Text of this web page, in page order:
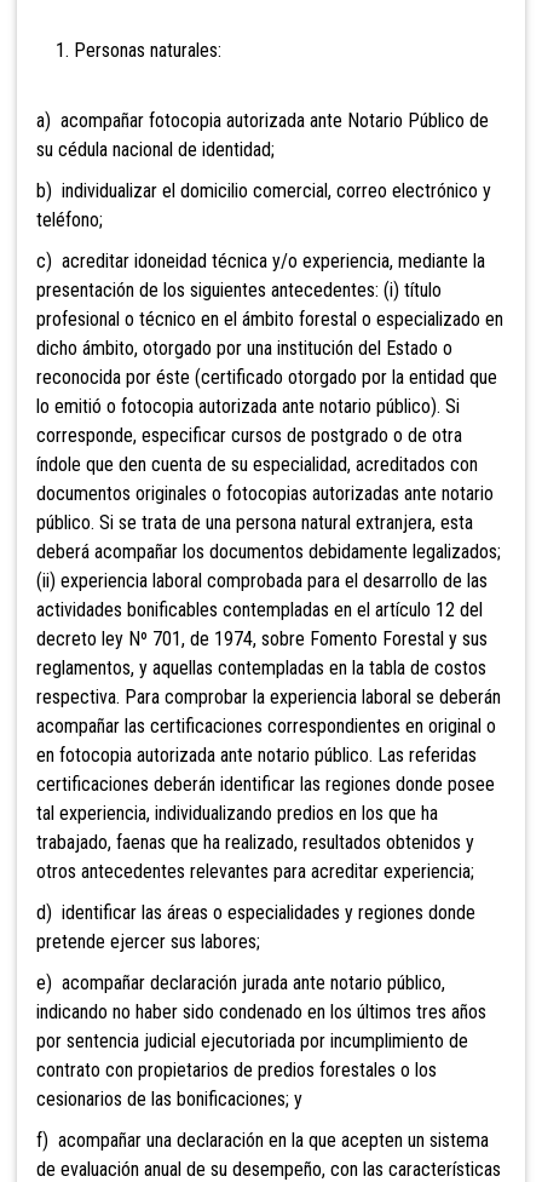
1. Personas naturales:
a) acompañar fotocopia autorizada ante Notario Público de
su cédula nacional de identidad;
b) individualizar el domicilio comercial, correo electrónico y
teléfono;
c) acreditar idoneidad técnica y/o experiencia, mediante la
presentación de los siguientes antecedentes: (i) título
profesional o técnico en el ámbito forestal o especializado en
dicho ámbito, otorgado por una institución del Estado o
reconocida por éste (certificado otorgado por la entidad que
lo emitió o fotocopia autorizada ante notario público). Si
corresponde, especificar cursos de postgrado o de otra
índole que den cuenta de su especialidad, acreditados con
documentos originales o fotocopias autorizadas ante notario
público. Si se trata de una persona natural extranjera, esta
deberá acompañar los documentos debidamente legalizados;
(ii) experiencia laboral comprobada para el desarrollo de las
actividades bonificables contempladas en el artículo 12 del
decreto ley Nº 701, de 1974, sobre Fomento Forestal y sus
reglamentos, y aquellas contempladas en la tabla de costos
respectiva. Para comprobar la experiencia laboral se deberán
acompañar las certificaciones correspondientes en original o
en fotocopia autorizada ante notario público. Las referidas
certificaciones deberán identificar las regiones donde posee
tal experiencia, individualizando predios en los que ha
trabajado, faenas que ha realizado, resultados obtenidos y
otros antecedentes relevantes para acreditar experiencia;
d) identificar las áreas o especialidades y regiones donde
pretende ejercer sus labores;
e) acompañar declaración jurada ante notario público,
indicando no haber sido condenado en los últimos tres años
por sentencia judicial ejecutoriada por incumplimiento de
contrato con propietarios de predios forestales o los
cesionarios de las bonificaciones; y
f) acompañar una declaración en la que acepten un sistema
de evaluación anual de su desempeño, con las características